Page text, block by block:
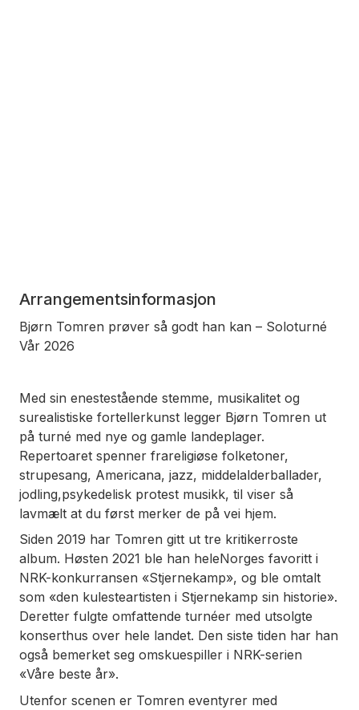
Arrangementsinformasjon
Bjørn Tomren prøver så godt han kan – Soloturné
Vår 2026
Med sin enestestående stemme, musikalitet og
surealistiske fortellerkunst legger Bjørn Tomren ut
på turné med nye og gamle landeplager.
Repertoaret spenner frareligiøse folketoner,
strupesang, Americana, jazz, middelalderballader,
jodling,psykedelisk protest musikk, til viser så
lavmælt at du først merker de på vei hjem.
Siden 2019 har Tomren gitt ut tre kritikerroste
album. Høsten 2021 ble han heleNorges favoritt i
NRK-konkurransen «Stjernekamp», og ble omtalt
som «den kulesteartisten i Stjernekamp sin historie».
Deretter fulgte omfattende turnéer med utsolgte
konserthus over hele landet. Den siste tiden har han
også bemerket seg omskuespiller i NRK-serien
«Våre beste år».
Utenfor scenen er Tomren eventyrer med